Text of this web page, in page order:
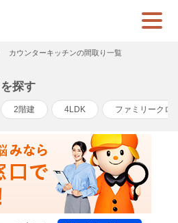
カウンターキッチンの間取り一覧
探す
2階建 4LDK ファミリークロ